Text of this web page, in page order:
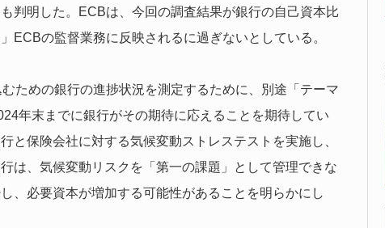
判明した。ECBは、今回の調査結果が銀行の自己資本比
ECBの監督業務に反映されるに過ぎないとしている。
ための銀行の進捗状況を測定するために、別途「テーマ
年末までに銀行がその期待に応えることを期待してい
と保険会社に対する気候変動ストレステストを実施し、
は、気候変動リスクを「第一の課題」として管理できな
、必要資本が増加する可能性があることを明らかにし